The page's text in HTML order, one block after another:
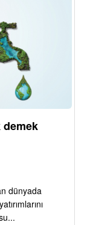
demek
dünyada